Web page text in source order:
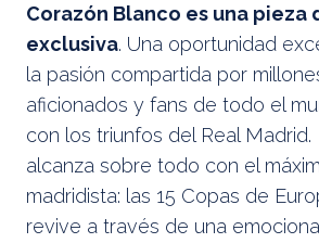
Corazón Blanco es una pieza
exclusiva. Una oportunidad
la pasión compartida por
aficionados y fans de todo el
con los triunfos del Real
alcanza sobre todo con el
madridista: las 15 Copas de
revive a través de una